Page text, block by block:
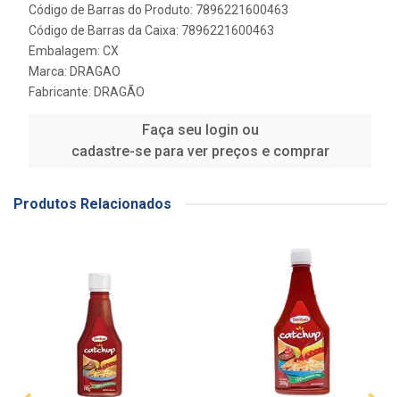
Código de Barras do Produto: 7896221600463
Código de Barras da Caixa: 7896221600463
Embalagem: CX
Marca: DRAGAO
Fabricante: DRAGÃO
Faça seu login ou
cadastre-se para ver preços e comprar
Produtos Relacionados